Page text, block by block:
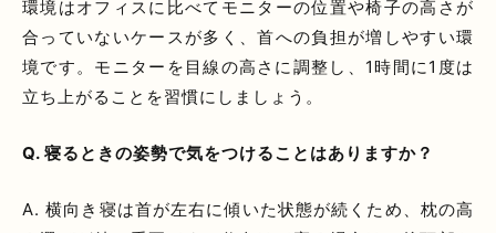
環境はオフィスに比べてモニターの位置や椅子の高さが
合っていないケースが多く、首への負担が増しやすい環
境です。モニターを目線の高さに調整し、1時間に1度は
立ち上がることを習慣にしましょう。
Q. 寝るときの姿勢で気をつけることはありますか？
A. 横向き寝は首が左右に傾いた状態が続くため、枕の高